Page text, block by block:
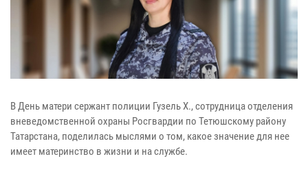
В День матери сержант полиции Гузель Х., сотрудница отделения
вневедомственной охраны Росгвардии по Тетюшскому району
Татарстана, поделилась мыслями о том, какое значение для нее
имеет материнство в жизни и на службе.